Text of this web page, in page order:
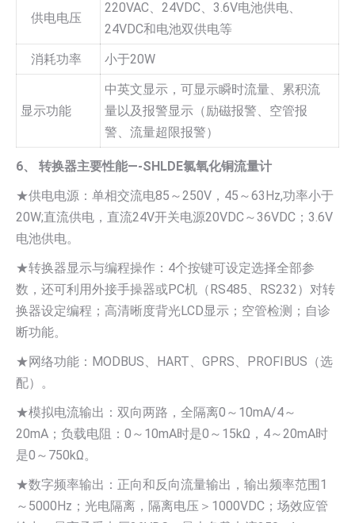
供电电压
220VAC、24VDC、3.6V电池供电、
24VDC和电池双供电等
消耗功率
小于20W
显示功能
中英文显示，可显示瞬时流量、累积流
量以及报警显示（励磁报警、空管报
警、流量超限报警）
6、 转换器主要性能—-SHLDE氯氧化铜流量计
★供电电源：单相交流电85～250V，45～63Hz,功率小于
20W;直流供电，直流24V开关电源20VDC～36VDC；3.6V
电池供电。
★转换器显示与编程操作：4个按键可设定选择全部参
数，还可利用外接手操器或PC机（RS485、RS232）对转
换器设定编程；高清晰度背光LCD显示；空管检测；自诊
断功能。
★网络功能：MODBUS、HART、GPRS、PROFIBUS（选
配）。
★模拟电流输出：双向两路，全隔离0～10mA/4～
20mA；负载电阻：0～10mA时是0～15kΩ，4～20mA时
是0～750kΩ。
★数字频率输出：正向和反向流量输出，输出频率范围1
～5000Hz；光电隔离，隔离电压＞1000VDC；场效应管